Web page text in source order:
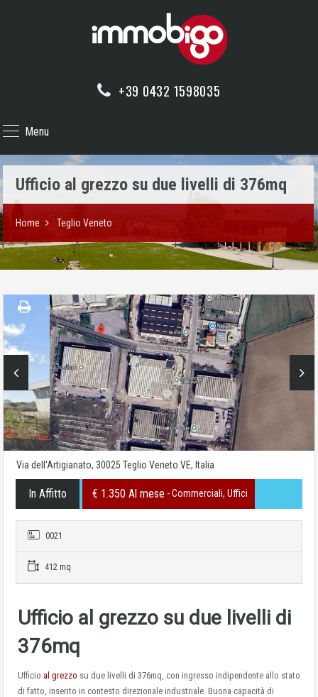
+39 0432 1598035
Menu
Ufficio al grezzo su due livelli di 376mq
Home Teglio Veneto
Via dell'Artigianato, 30025 Teglio Veneto VE, Italia
In Affitto € 1.350 Al mese - Commerciali, Uffici
0021
412 mq
Ufficio al grezzo su due livelli di
376mq
Ufficio al grezzo su due livelli di 376mq, con ingresso indipendente allo stato
di fatto, inserito in contesto direzionale industriale. Buona capacità di